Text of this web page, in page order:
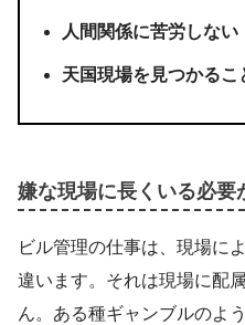
人間関係に苦労しない
天国現場を見つかる
嫌な現場に長くいる必要
ビル管理の仕事は、現場に
違います。それは現場に配
ん。ある種ギャンブルのよ